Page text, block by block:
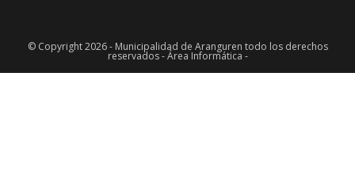
© Copyright 2026 - Municipalidad de Aranguren todo los derechos
reservados - Área Informática -